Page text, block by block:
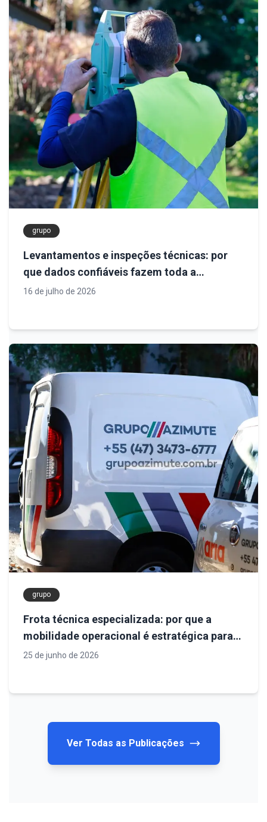
grupo
Levantamentos e inspeções técnicas: por
que dados confiáveis fazem toda a
diferença em projetos industriais e de
16 de julho de 2026
grupo
Frota técnica especializada: por que a
mobilidade operacional é estratégica para
projetos de engenharia
25 de junho de 2026
Ver Todas as Publicações